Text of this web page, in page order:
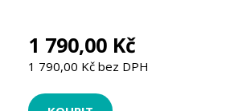
1 790,00 Kč
1 790,00 Kč bez DPH